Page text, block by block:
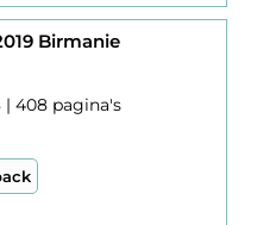
Birmanie
| 408 pagina's